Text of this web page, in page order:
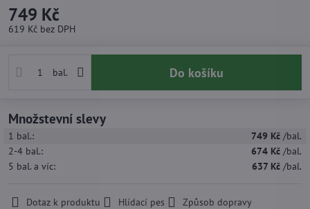
749 Kč
619 Kč bez DPH
bal. Do košíku
Množstevní slevy
1 bal.: 749 Kč /bal.
2-4 bal.: 674 Kč /bal.
5 bal. a víc: 637 Kč /bal.
Dotaz k produktu Hlídací pes
Způsob dopravy